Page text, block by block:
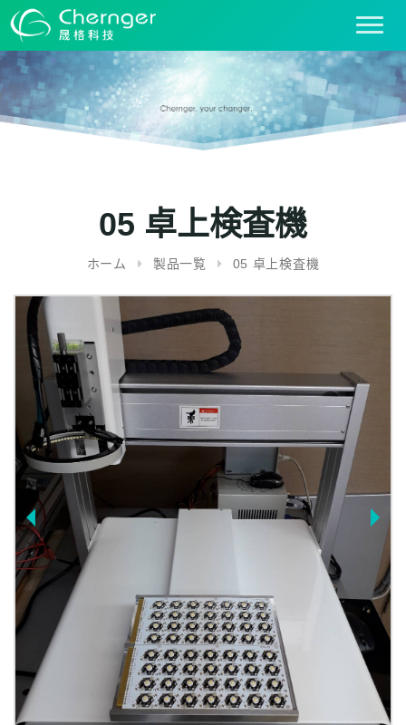
T
o
g
l
e
i
05 卓上検査機
ホーム 製品一覧 05 卓上検査機